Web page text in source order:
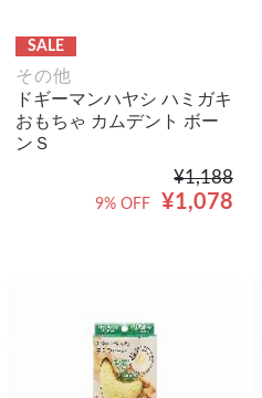
SALE
その他
ドギーマンハヤシ ハミガキ
おもちゃ カムデント ボー
ンＳ
¥1,188
¥1,078
9% OFF